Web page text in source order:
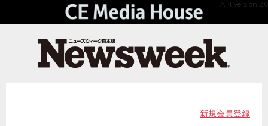
API Version 2.0
新規会員登録